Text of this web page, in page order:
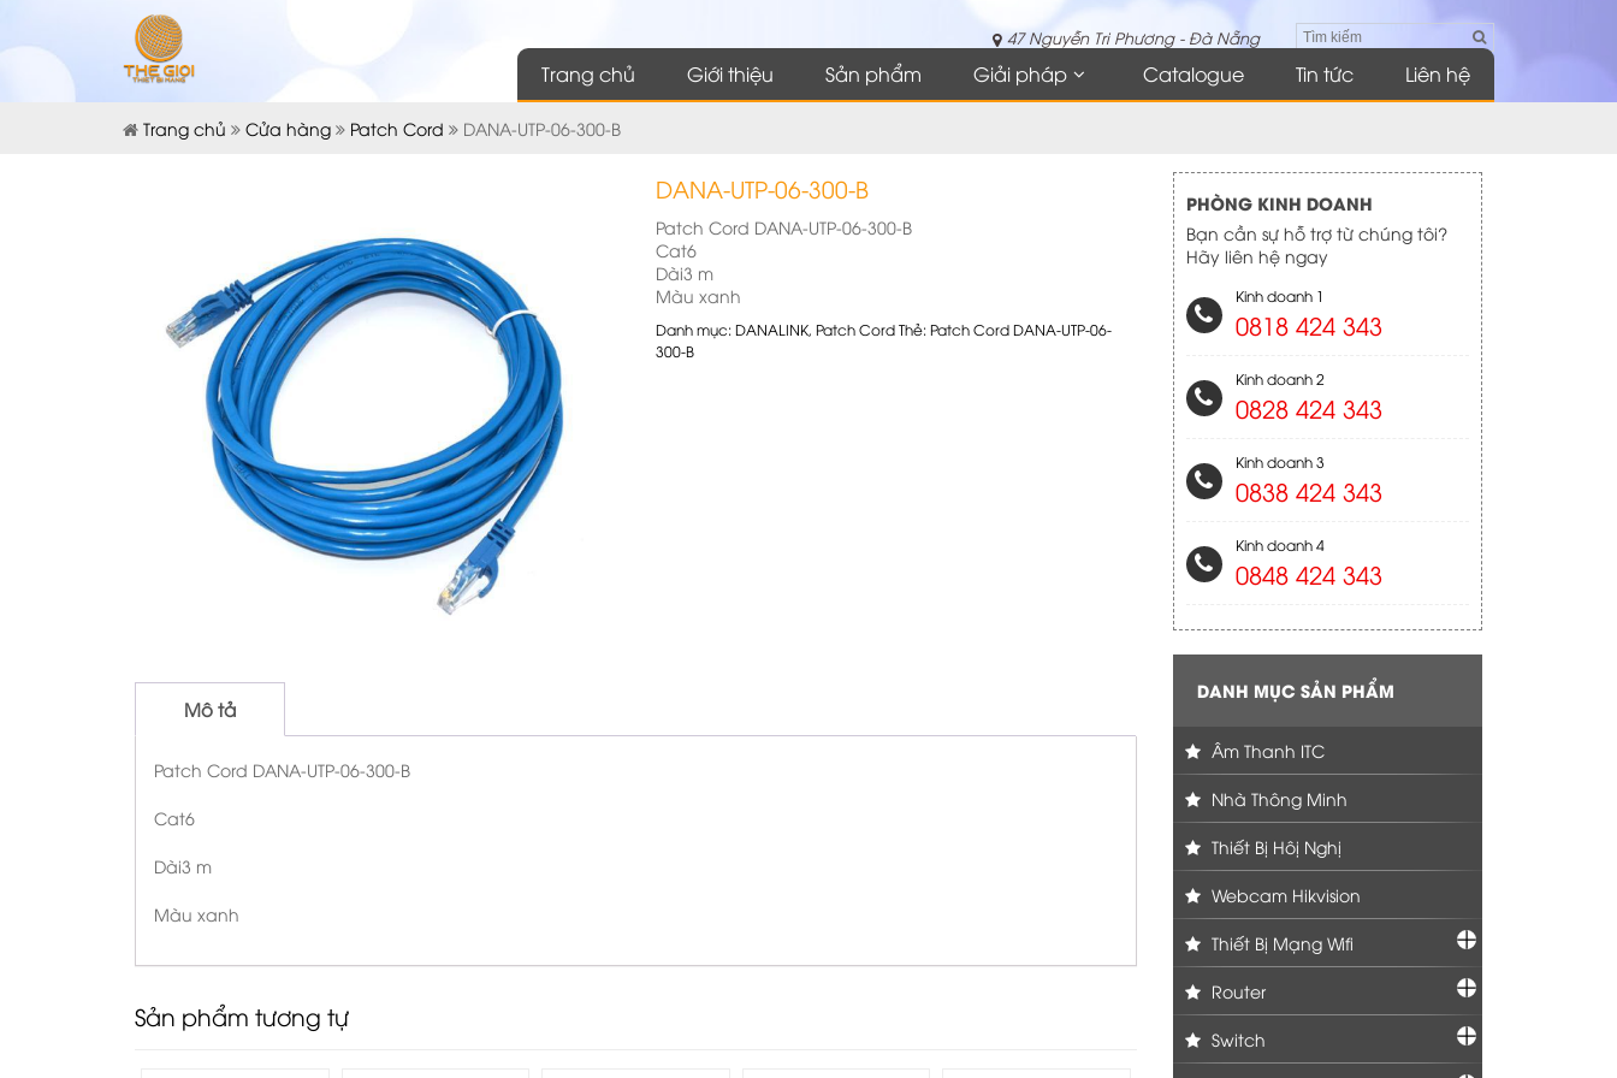
47 Nguyễn Tri Phương - Đà Nẵng
Trang chủ Giới thiệu Sản phẩm Giải pháp Catalogue Tin tức Liên hệ
Trang chủ Cửa hàng Patch Cord DANA-UTP-06-300-B
DANA-UTP-06-300-B
Patch Cord DANA-UTP-06-300-B
Cat6
Dài3 m
Màu xanh
Danh mục:DANALINK, Patch CordThẻ:Patch Cord DANA-UTP-06-
300-B
Mô tả
Patch Cord DANA-UTP-06-300-B
Cat6
Dài3 m
Màu xanh
Sản phẩm tương tự
PHÒNG KINH DOANH
Bạn cần sự hỗ trợ từ chúng tôi?
Hãy liên hệ ngay
Kinh doanh 1
0818 424 343
Kinh doanh 2
0828 424 343
Kinh doanh 3
0838 424 343
Kinh doanh 4
0848 424 343
DANH MỤC SẢN PHẨM
Âm Thanh ITC
Nhà Thông Minh
Thiết Bị Hôị Nghị
Webcam Hikvision
Thiết Bị Mạng Wifi
Router
Switch